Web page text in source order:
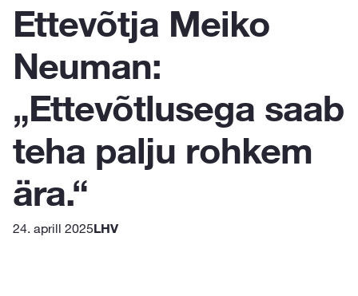
Ettevõtja Meiko
Neuman:
„Ettevõtlusega saab
teha palju rohkem
ära.“
24. aprill 2025LHV